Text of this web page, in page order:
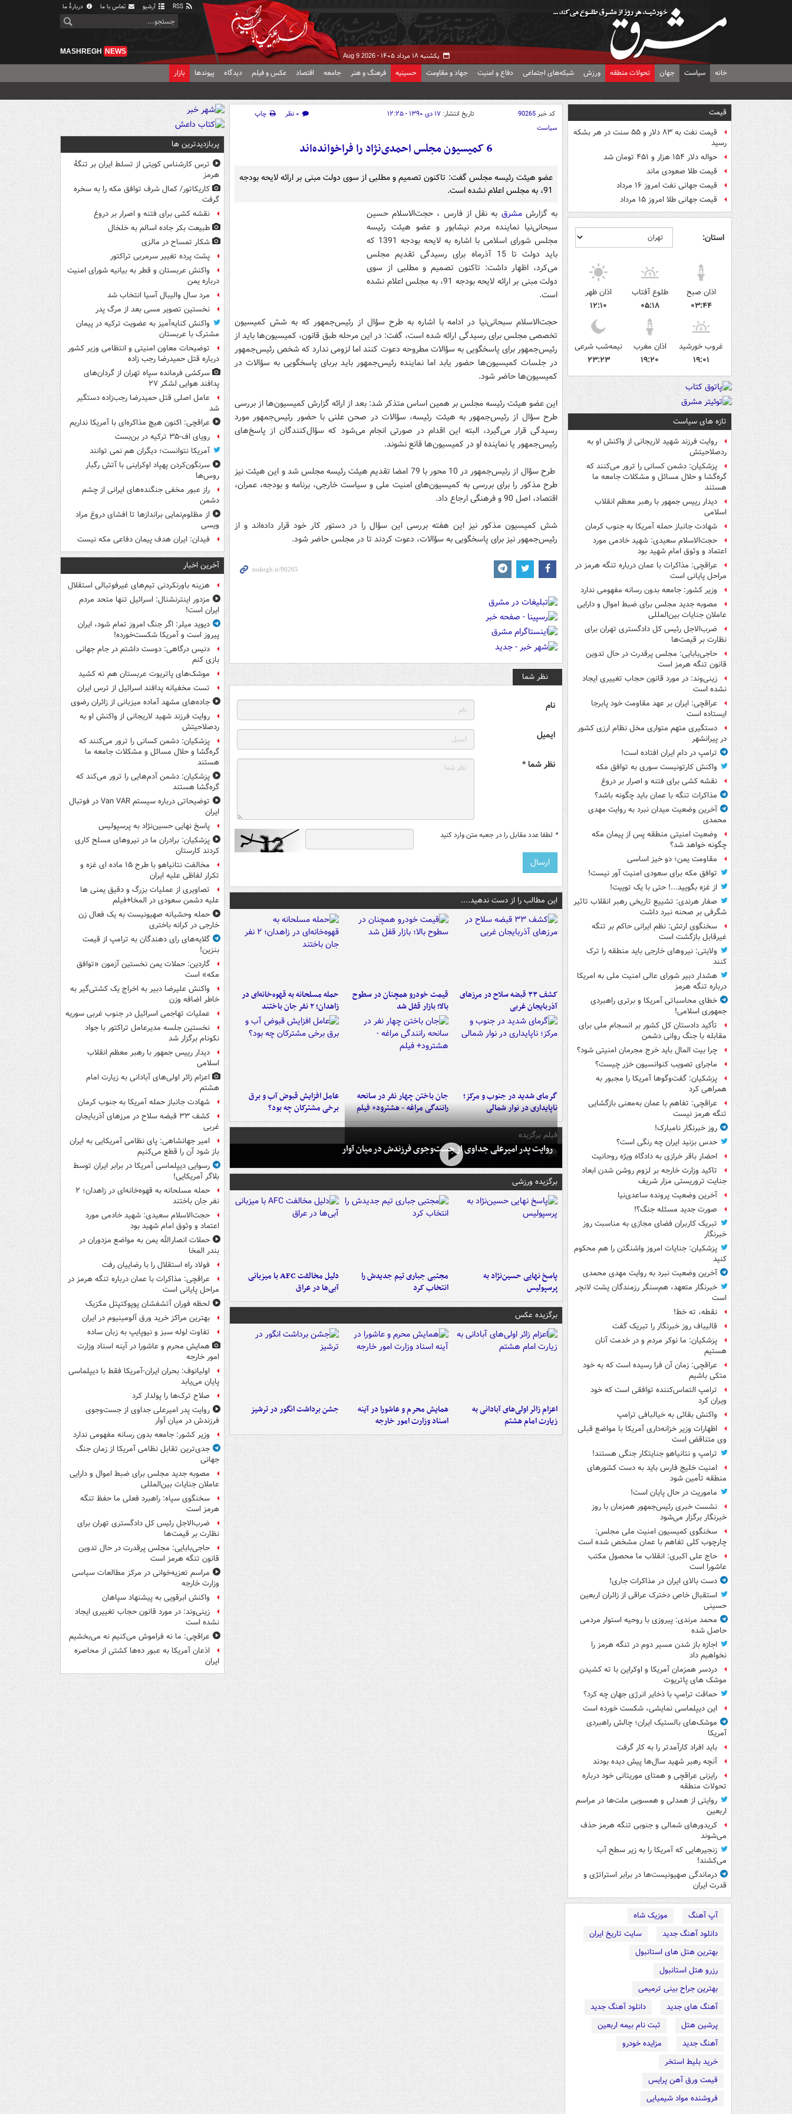
آرشیو تماس با ما دربارهٔ ما
یکشنبه ۱۸ مرداد ۱۴۰۵ - Aug 9 2026
MASHREGH NEWS
خانه سیاست جهان تحولات منطقه ورزش شبکه‌های اجتماعی دفاع و امنیت جهاد و مقاومت حسینیه فرهنگ و هنر جامعه اقتصاد عکس و فیلم دیدگاه پیوندها بازار
قیمت
قیمت نفت به ۸۳ دلار و ۵۵ سنت در هر بشکه
رسید
حواله دلار ۱۵۴ هزار و ۴۵۱ تومان شد
قیمت طلا صعودی ماند
قیمت جهانی نفت امروز ۱۶ مرداد
قیمت جهانی طلا امروز ۱۵ مرداد
استان:
اذان صبح
۰۳:۴۴
طلوع آفتاب
۰۵:۱۸
اذان ظهر
۱۲:۱۰
غروب خورشید
۱۹:۰۱
اذان مغرب
۱۹:۲۰
نیمه‌شب شرعی
۲۳:۲۳
تازه های سیاست
روایت فرزند شهید لاریجانی از واکنش او به
ردصلاحیتش
پزشکیان: دشمن کسانی را ترور می‌کنند که
گره‌گشا و حلال مسائل و مشکلات جامعه ما
هستند
دیدار رییس جمهور با رهبر معظم انقلاب
اسلامی
شهادت جانباز حمله آمریکا به جنوب کرمان
حجت‌الاسلام سعیدی: شهید خادمی مورد
اعتماد و وثوق امام شهید بود
عراقچی: مذاکرات با عمان درباره تنگه هرمز در
مراحل پایانی است
وزیر کشور: جامعه بدون رسانه مفهومی ندارد
مصوبه جدید مجلس برای ضبط اموال و دارایی
عاملان جنایات بین‌المللی
ضرب‌الاجل رئیس کل دادگستری تهران برای
نظارت بر قیمت‌ها
حاجی‌بابایی: مجلس پرقدرت در حال تدوین
قانون تنگه هرمز است
زینی‌وند: در مورد قانون حجاب تغییری ایجاد
نشده است
عراقچی: ایران بر عهد مقاومت خود پابرجا
ایستاده است
دستگیری متهم متواری مخل نظام ارزی کشور
در پیرانشهر
ترامپ در دام ایران افتاده است!
واکنش کارتونیست سوری به توافق مکه
نقشه کشی برای فتنه و اصرار بر دروغ
مذاکرات تنگه با عمان باید چگونه باشد؟
آخرین وضعیت میدان نبرد به روایت مهدی
محمدی
وضعیت امنیتی منطقه پس از پیمان مکه
چگونه خواهد شد؟
مقاومت یمن؛ دو خیز اساسی
توافق مکه برای سعودی امنیت آور نیست!
از غزه بگویید...! حتی با یک توییت!
صفار هرندی: تشییع تاریخی رهبر انقلاب تاثیر
شگرفی بر صحنه نبرد داشت
سخنگوی ارتش: نظم ایرانی حاکم بر تنگه
غیرقابل بازگشت است
ولایتی: نیروهای خارجی باید منطقه را ترک
کنند
هشدار دبیر شورای عالی امنیت ملی به امریکا
درباره تنگه هرمز
خطای محاسباتی آمریکا و برتری راهبردی
جمهوری اسلامی!
تأکید دادستان کل کشور بر انسجام ملی برای
مقابله با جنگ روانی دشمن
چرا بیت المال باید خرج مجرمان امنیتی شود؟
ماجرای تصویب کنوانسیون خزر چیست؟
پزشکیان: گفت‌وگوها آمریکا را مجبور به
همراهی کرد
عراقچی: تفاهم با عمان به‌معنی بازگشایی
تنگه هرمز نیست
روز خبرنگار نامبارک!
حدس بزنید ایران چه رنگی است؟
احضار باقر خرازی به دادگاه ویژه روحانیت
تاکید وزارت خارجه بر لزوم روشن شدن ابعاد
جنایت تروریستی مزار شریف
آخرین وضعیت پرونده ساعدی‌نیا
صورت جدید مسئله جنگ؟!
تبریک کاربران فضای مجازی به مناسبت روز
خبرنگار
پزشکیان: جنایات امروز واشنگتن را هم محکوم
کنید
آخرین وضعیت نبرد به روایت مهدی محمدی
خبرنگار متعهد، هم‌سنگر رزمندگان پشت لانچر
است
نقطه، ته خط!
قالیباف روز خبرنگار را تبریک گفت
پزشکیان: ما نوکر مردم و در خدمت آنان
هستیم
عراقچی: زمان آن فرا رسیده است که به خود
متکی باشیم
ترامپ التماس‌کننده توافقی است که خود
ویران کرد
واکنش بقائی به خیالبافی ترامپ
اظهارات وزیر خزانه‌داری آمریکا با مواضع قبلی
وی متناقض است
ترامپ و نتانیاهو جنایتکار جنگی هستند!
امنیت خلیج فارس باید به دست کشورهای
منطقه تأمین شود
ماموریت در حال پایان است!
نشست خبری رئیس‌جمهور همزمان با روز
خبرنگار برگزار می‌شود
سخنگوی کمیسیون امنیت ملی مجلس:
چارچوب کلی تفاهم با عمان مشخص شده است
حاج علی اکبری: انقلاب ما محصول مکتب
عاشورا است
دست بالای ایران در مذاکرات جاری!
استقبال خاص دخترک عراقی از زائران اربعین
حسینی
محمد مرندی: پیروزی با روحیه استوار مردمی
حاصل شده
اجازه باز شدن مسیر دوم در تنگه هرمز را
نخواهیم داد
دردسر همزمان آمریکا و اوکراین با ته کشیدن
موشک های پاتریوت
حماقت ترامپ با ذخایر انرژی جهان چه کرد؟
این دیپلماسی نمایشی، شکست خورده است
موشک‌های بالستیک ایران؛ چالش راهبردی
آمریکا
باید افراد کارآمدتر را به کار گرفت
آنچه رهبر شهید سال‌ها پیش دیده بودند
رایزنی عراقچی و همتای موریتانی خود درباره
تحولات منطقه
روایتی از همدلی و همسویی ملت‌ها در مراسم
اربعین
کریدورهای شمالی و جنوبی تنگه هرمز حذف
می‌شوند
زنجیرهایی که آمریکا را به زیر سطح آب
می‌کشند!
درماندگی صهیونیست‌ها در برابر استراتژی و
قدرت ایران
آپ آهنگ
موزیک شاه
دانلود آهنگ جدید
سایت تاریخ ایران
بهترین هتل های استانبول
رزرو هتل استانبول
بهترین جراح بینی ترمیمی
آهنگ های جدید
دانلود آهنگ جدید
پرشین هتل
ثبت نام بیمه اربعین
آهنگ جدید
مزایده خودرو
خرید بلیط استخر
قیمت ورق آهن پرایس
فروشنده مواد شیمیایی
کد خبر90265 تاریخ انتشار: ۱۷ دی ۱۳۹۰ - ۱۲:۲۵ ۰ نظر
چاپ
سیاست
6 کمیسیون مجلس احمدی‌نژاد را فراخوانده‌اند
عضو هیئت رئیسه مجلس گفت: تاکنون تصمیم و مطلبی از سوی دولت مبنی بر ارائه لایحه بودجه
91، به مجلس اعلام نشده است.
به گزارشمشرق به نقل از فارس ، حجت‌الاسلام حسین
سبحانی‌نیا نماینده مردم نیشابور و عضو هیئت رئیسه
مجلس شورای اسلامی با اشاره به لایحه بودجه 1391 که
باید دولت تا 15 آذرماه برای رسیدگی تقدیم مجلس
می‌کرد، اظهار داشت: تاکنون تصمیم و مطلبی از سوی
دولت مبنی بر ارائه لایحه بودجه 91، به مجلس اعلام نشده
است.
حجت‌الاسلام سبحانی‌نیا در ادامه با اشاره به طرح سؤال از رئیس‌جمهور که به شش کمیسیون
تخصصی مجلس برای رسیدگی ارائه شده است، گفت: در این مرحله طبق قانون، کمیسیون‌ها باید از
رئیس‌جمهور برای پاسخگویی به سؤالات مطروحه دعوت کنند اما لزومی ندارد که شخص رئیس‌جمهور
در جلسات کمیسیون‌ها حضور یابد اما نماینده رئیس‌جمهور باید بربای پاسخگویی به سؤالات در
کمیسیون‌ها حاضر شود.
این عضو هیئت رئیسه مجلس بر همین اساس متذکر شد: بعد از ارائه گزارش کمیسیون‌ها از بررسی
طرح سؤال از رئیس‌جمهور به هیئت رئیسه، سؤالات در صحن علنی با حضور رئیس‌جمهور مورد
رسیدگی قرار می‌گیرد، البته این اقدام در صورتی انجام می‌شود که سؤال‌کنندگان از پاسخ‌های
رئیس‌جمهور یا نماینده او در کمیسیون‌ها قانع نشوند.
طرح سؤال از رئیس‌جمهور در 10 محور با 79 امضا تقدیم هیئت رئیسه مجلس شد و این هیئت نیز
طرح مذکور را برای بررسی به کمیسیون‌های امنیت ملی و سیاست خارجی، برنامه و بودجه، عمران،
اقتصاد، اصل 90 و فرهنگی ارجاع داد.
شش کمیسیون مذکور نیز این هفته بررسی این سؤال را در دستور کار خود قرار داده‌اند و از
رئیس‌جمهور نیز برای پاسخگویی به سؤالات، دعوت کردند تا در مجلس حاضر شود.
نظر شما
نام
ایمیل
نظر شما *
* لطفا عدد مقابل را در جعبه متن وارد کنید
این مطالب را از دست ندهید....
کشف ۳۳ قبضه سلاح در مرزهای
آذربایجان غربی
قیمت خودرو همچنان در سطوح
بالا؛ بازار قفل شد
حمله مسلحانه به قهوه‌خانه‌ای در
زاهدان؛ ۲ نفر جان باختند
گرمای شدید در جنوب و مرکز؛
ناپایداری در نوار شمالی
جان باختن چهار نفر در سانحه
رانندگی مراغه - هشترود+ فیلم
عامل افزایش قبوض آب و برق
برخی مشترکان چه بود؟
فیلم برگزیده
روایت پدر امیرعلی جداوی از جست‌وجوی فرزندش در میان آوار
برگزیده ورزشی
پاسخ نهایی حسین‌نژاد به
پرسپولیس
مجتبی جباری تیم جدیدش را
انتخاب کرد
دلیل مخالفت AFC با میزبانی
آبی‌ها در عراق
برگزیده عکس
اعزام زائر اولی‌های آبادانی به
زیارت امام هشتم
همایش محرم و عاشورا در آینه
اسناد وزارت امور خارجه
جشن برداشت انگور در ترشیز
پربازدیدترین ها
ترس کارشناس کویتی از تسلط ایران بر تنگۀ
هرمز
کاریکاتور/ کمال شرف توافق مکه را به سخره
گرفت
نقشه کشی برای فتنه و اصرار بر دروغ
طبیعت بکر جاده اسالم به خلخال
شکار تمساح در مالزی
پشت پرده تغییر سرمربی تراکتور
واکنش عربستان و قطر به بیانیه شورای امنیت
درباره یمن
مرد سال والیبال آسیا انتخاب شد
نخستین تصویر مسی بعد از مرگ پدر
واکنش کنایه‌آمیز به عضویت ترکیه در پیمان
مشترک با عربستان
توضیحات معاون امنیتی و انتظامی وزیر کشور
درباره قتل حمیدرضا رجب زاده
سرکشی فرمانده سپاه تهران از گردان‌های
پدافند هوایی لشکر ۲۷
عامل اصلی قتل حمیدرضا رجب‌زاده دستگیر
شد
عراقچی: اکنون هیچ مذاکره‌ای با آمریکا نداریم
رویای اف-۳۵ ترکیه در بن‌بست
آمریکا نتوانست؛ دیگران هم نمی توانند
سرنگون‌کردن پهپاد اوکراینی با آتش رگبار
روس‌ها
راز عبور مخفی جنگنده‌های ایرانی از چشم
دشمن
از مظلوم‌نمایی براندازها تا افشای دروغ مراد
ویسی
فیدان: ایران هدف پیمان دفاعی مکه نیست
آخرین اخبار
هزینه باورنکردنی تیم‌های غیرفوتبالی استقلال
مزدور اینترنشنال: اسرائیل تنها متحد مردم
ایران است!
دیوید میلر: اگر جنگ امروز تمام شود، ایران
پیروز است و آمریکا شکست‌خورده!
دنیس درگاهی: دوست داشتم در جام جهانی
بازی کنم
موشک‌های پاتریوت عربستان هم ته‌ کشید
تست مخفیانه پدافند اسرائیل از ترس ایران
جاده‌های مشهد آماده میزبانی از زائران رضوی
روایت فرزند شهید لاریجانی از واکنش او به
ردصلاحیتش
پزشکیان: دشمن کسانی را ترور می‌کنند که
گره‌گشا و حلال مسائل و مشکلات جامعه ما
هستند
پزشکیان: دشمن آدم‌هایی را ترور می‌کند که
گره‌گشا هستند
توضیحاتی درباره سیستم Van VAR در فوتبال
ایران
پاسخ نهایی حسین‌نژاد به پرسپولیس
پزشکیان: برادران ما در نیروهای مسلح کاری
کردند کارستان
مخالفت نتانیاهو با طرح ۱۵ ماده ای غزه و
تکرار لفاظی علیه ایران
تصاویری از عملیات بزرگ و دقیق یمنی ها
علیه دشمن سعودی در المخا+فیلم
حمله وحشیانه صهیونیست به یک فعال زن
خارجی در کرانه باختری
گلایه‌های رای دهندگان به ترامپ از قیمت
بنزین!
گاردین: حملات یمن نخستین آزمون «توافق
مکه» است
واکنش علیرضا دبیر به اخراج یک کشتی‌گیر به
خاطر اضافه وزن
عملیات تهاجمی اسرائیل در جنوب غربی سوریه
نخستین جلسه مدیرعامل تراکتور با جواد
نکونام برگزار شد
دیدار رییس جمهور با رهبر معظم انقلاب
اسلامی
اعزام زائر اولی‌های آبادانی به زیارت امام
هشتم
شهادت جانباز حمله آمریکا به جنوب کرمان
کشف ۳۳ قبضه سلاح در مرزهای آذربایجان
غربی
امیر جهانشاهی: پای نظامی آمریکایی به ایران
باز شود آن را قطع می‌کنیم
رسوایی دیپلماسی آمریکا در برابر ایران توسط
بلاگر آمریکایی!
حمله مسلحانه به قهوه‌خانه‌ای در زاهدان؛ ۲
نفر جان باختند
حجت‌الاسلام سعیدی: شهید خادمی مورد
اعتماد و وثوق امام شهید بود
حملات انصارالله یمن به مواضع مزدوران در
بندر المخا
فولاد راه استقلال را با رضاییان رفت
عراقچی: مذاکرات با عمان درباره تنگه هرمز در
مراحل پایانی است
لحظه فوران آتشفشان پوپوکتپتل مکزیک
بهترین مراکز خرید ورق آلومینیوم در ایران
تفاوت لوله سبز و نیوپایپ به زبان ساده
همایش محرم و عاشورا در آینه اسناد وزارت
امور خارجه
اولیانوف: بحران ایران-آمریکا فقط با دیپلماسی
پایان می‌یابد
صلاح ترک‌ها را پولدار کرد
روایت پدر امیرعلی جداوی از جست‌وجوی
فرزندش در میان آوار
وزیر کشور: جامعه بدون رسانه مفهومی ندارد
جدی‌ترین تقابل نظامی آمریکا از زمان جنگ
جهانی
مصوبه جدید مجلس برای ضبط اموال و دارایی
عاملان جنایات بین‌المللی
سخنگوی سپاه: راهبرد فعلی ما حفظ تنگه
هرمز است
ضرب‌الاجل رئیس کل دادگستری تهران برای
نظارت بر قیمت‌ها
حاجی‌بابایی: مجلس پرقدرت در حال تدوین
قانون تنگه هرمز است
مراسم تعزیه‌خوانی در مرکز مطالعات سیاسی
وزارت خارجه
واکنش ابرقویی به پیشنهاد سپاهان
زینی‌وند: در مورد قانون حجاب تغییری ایجاد
نشده است
عراقچی: ما نه فراموش می‌کنیم نه می‌بخشیم
اذعان آمریکا به عبور ده‌ها کشتی از محاصره
ایران